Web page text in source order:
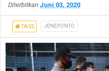
Diterbitkan Juni 03, 2020
TAGS JENEPONTO